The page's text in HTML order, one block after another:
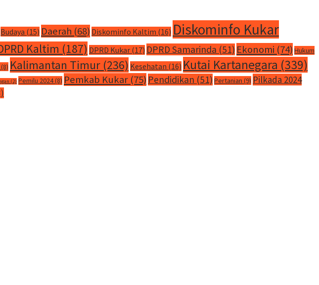
Budaya (15) Daerah (68) Diskominfo Kaltim (16) Diskominfo Kukar
Kaltim (187) DPRD Kukar (17) DPRD Samarinda (51) Ekonomi (74) Hukum
(8) Kalimantan Timur (236) Kesehatan (16) Kutai Kartanegara (339)
(2) Pemilu 2024(8) Pemkab Kukar (75) Pendidikan (51) Pertanian (9) Pilkada 2024